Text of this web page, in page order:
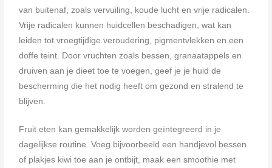
van buitenaf, zoals vervuiling, koude lucht en vrije radicalen.
Vrije radicalen kunnen huidcellen beschadigen, wat kan
leiden tot vroegtijdige veroudering, pigmentvlekken en een
doffe teint. Door vruchten zoals bessen, granaatappels en
druiven aan je dieet toe te voegen, geef je je huid de
bescherming die het nodig heeft om gezond en stralend te
blijven.
Fruit eten kan gemakkelijk worden geïntegreerd in je
dagelijkse routine. Voeg bijvoorbeeld een handjevol bessen
of plakjes kiwi toe aan je ontbijt, maak een smoothie met